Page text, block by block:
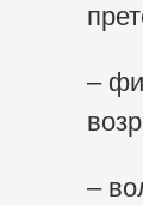
–
–